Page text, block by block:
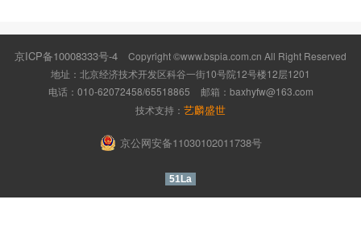
京ICP备10008333号-4
Copyright ©www.bspia.com.cn All Right Reserved
地址：北京经济技术开发区科谷一街10号院12号楼12层1201
电话：010-62072458/65518865
邮箱： baxhyfw@163.com
技术支持： 艺麟盛世
京公网安备11030102011738号
51La